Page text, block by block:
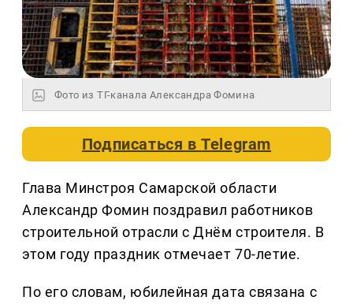
Фото из ТГ-канала Александра Фомина
Подписаться вTelegram
Глава Минстроя Самарской области
Александр Фомин поздравил работников
строительной отрасли с Днём строителя. В
этом году праздник отмечает 70-летие.
По его словам, юбилейная дата связана с